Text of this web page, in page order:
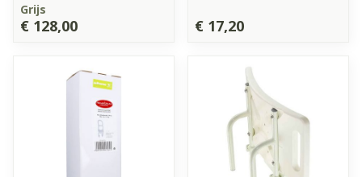
Grijs
€ 128,00 € 17,20